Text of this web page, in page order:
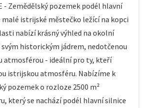
- Zemědělský pozemek podél hlavní
malé istrijské městečko ležící na kopci
nabízí krásný výhled na okolní
svým historickým jádrem, nedotčenou
atmosférou - ideální pro ty, kteří
istrijskou atmosféru. Nabízíme k
pozemek o rozloze 2500 m²
který se nachází podél hlavní silnice